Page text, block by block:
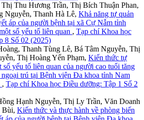
Thu Hương Trần, Thị Bích Thuận Phan,
Nguyễn, Thanh Hà Lê, Khả năng tự quản
áp của người bệnh tại xã Cự Nẫm tỉnh
số yếu tố liên quan , Tạp chí Khoa học
8 Số 02 (2025)
Thanh Tùng Lê, Bá Tâm Nguyễn, Thị
Thị Hoàng Yến Phạm, Kiến thức tự
số yếu tố liên quan của người cao tuổi tăng
trú tại Bệnh viện Đa khoa tỉnh Nam
, Tạp chí Khoa học Điều dưỡng: Tập 1 Số 2
Hạnh Nguyễn, Thị Ly Trần, Văn Doanh
Bùi, Kiến thức và thực hành về phòng biến